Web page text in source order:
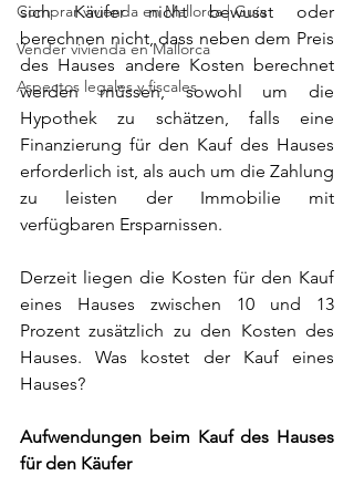
Comprar vivienda en Mallorca | Guía
Vender vivienda en Mallorca
Aspectos legales y fiscales
sich Käufer nicht bewusst oder
berechnen nicht, dass neben dem Preis
des Hauses andere Kosten berechnet
werden müssen, sowohl um die
Hypothek zu schätzen, falls eine
Finanzierung für den Kauf des Hauses
erforderlich ist, als auch um die Zahlung
zu leisten der Immobilie mit
verfügbaren Ersparnissen.
Derzeit liegen die Kosten für den Kauf
eines Hauses zwischen 10 und 13
Prozent zusätzlich zu den Kosten des
Hauses. Was kostet der Kauf eines
Hauses?
Aufwendungen beim Kauf des Hauses
für den Käufer